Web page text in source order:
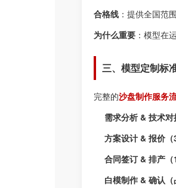
合格线 ：提供全国范
为什么重要 ：模型在
三、模型定制标
完整的沙盘制作服务
需求分析 & 技术对
方案设计 & 报价（
合同签订 & 排产（
白模制作 & 确认（